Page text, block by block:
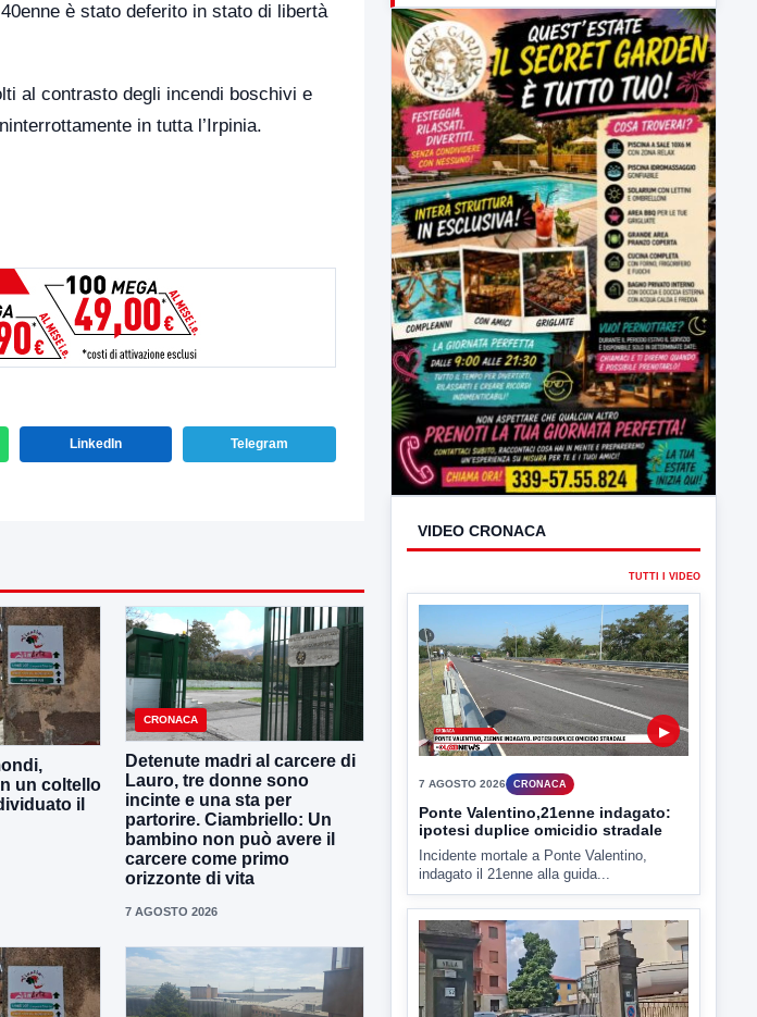
è stato deferito in stato di libertà
al contrasto degli incendi boschivi e
in tutta l’Irpinia.
LinkedIn Telegram
un coltello
il
CRONACA
Detenute madri al carcere di
Lauro, tre donne sono
incinte e una sta per
partorire. Ciambriello: Un
bambino non può avere il
carcere come primo
orizzonte di vita
7 AGOSTO 2026
23:00 LabNews (replica)
VIDEO CRONACA
TUTTI I VIDEO
▶
CRONACA
Ponte Valentino,21enne indagato:
ipotesi duplice omicidio stradale
Incidente mortale a Ponte Valentino,
indagato il 21enne alla guida...
7 AGOSTO 2026 CRONACA
Malore o aggressione? Sarà
l'autopsia a chiarire il giallo di Villa
Adriana